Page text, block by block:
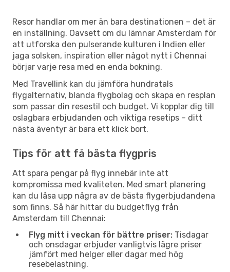
Resor handlar om mer än bara destinationen – det är
en inställning. Oavsett om du lämnar Amsterdam för
att utforska den pulserande kulturen i Indien eller
jaga solsken, inspiration eller något nytt i Chennai
börjar varje resa med en enda bokning.
Med Travellink kan du jämföra hundratals
flygalternativ, blanda flygbolag och skapa en resplan
som passar din resestil och budget. Vi kopplar dig till
oslagbara erbjudanden och viktiga resetips – ditt
nästa äventyr är bara ett klick bort.
Tips för att få bästa flygpris
Att spara pengar på flyg innebär inte att
kompromissa med kvaliteten. Med smart planering
kan du låsa upp några av de bästa flygerbjudandena
som finns. Så här hittar du budgetflyg från
Amsterdam till Chennai:
Flyg mitt i veckan för bättre priser: Tisdagar
och onsdagar erbjuder vanligtvis lägre priser
jämfört med helger eller dagar med hög
resebelastning.